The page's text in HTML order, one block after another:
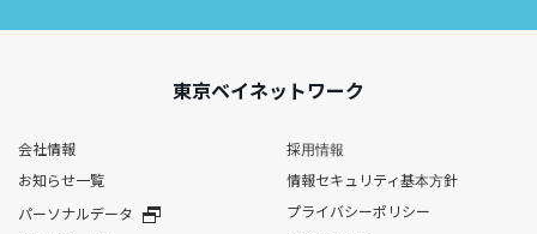
東京ベイネットワーク
会社情報
採用情報
お知らせ一覧
情報セキュリティ基本方針
パーソナルデータ
プライバシーポリシー